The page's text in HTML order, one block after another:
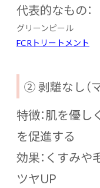
代表的なもの：
グリーンピール
FCRトリートメント
② 剥離なし（
特徴：肌を優
を促進する
効果：くすみや
ツヤUP